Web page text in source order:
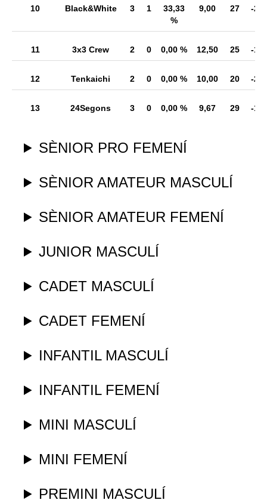
10 Black&White 3 1
33,33
%
9,00 27 -26
11 3x3 Crew 2 0 0,00 % 12,50 25 -17
12 Tenkaichi 2 0 0,00 % 10,00 20 -23
13 24Segons 3 0 0,00 % 9,67 29 -12
SÈNIOR PRO FEMENÍ
SÈNIOR AMATEUR MASCULÍ
SÈNIOR AMATEUR FEMENÍ
JUNIOR MASCULÍ
CADET MASCULÍ
CADET FEMENÍ
INFANTIL MASCULÍ
INFANTIL FEMENÍ
MINI MASCULÍ
MINI FEMENÍ
PREMINI MASCULÍ